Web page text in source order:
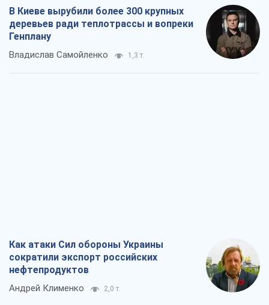
В Киеве вырубили более 300 крупных
деревьев ради теплотрассы и вопреки
Генплану
Владислав Самойленко 1,3 т.
Как атаки Сил обороны Украины
сократили экспорт российских
нефтепродуктов
Андрей Клименко 2,0 т.